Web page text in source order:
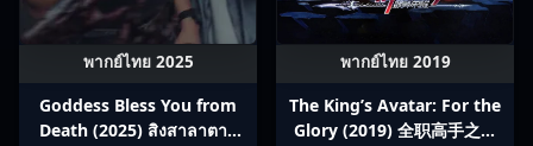
พากย์ไทย 2025
Goddess Bless You from
Death (2025) สิงสาลาตาย
พากย์ไทย 2019
The King’s Avatar: For the
Glory (2019) 全职高手之巅